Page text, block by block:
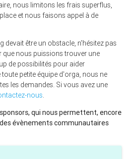
nous limitons les frais superflus,
et nous faisons appel à de
devait être un obstacle, n'hésitez pas
nous puissions trouver une
de possibilités pour aider
toute petite équipe d'orga, nous ne
les demandes. Si vous avez une
nous.
qui nous permettent, encore
évènements communautaires